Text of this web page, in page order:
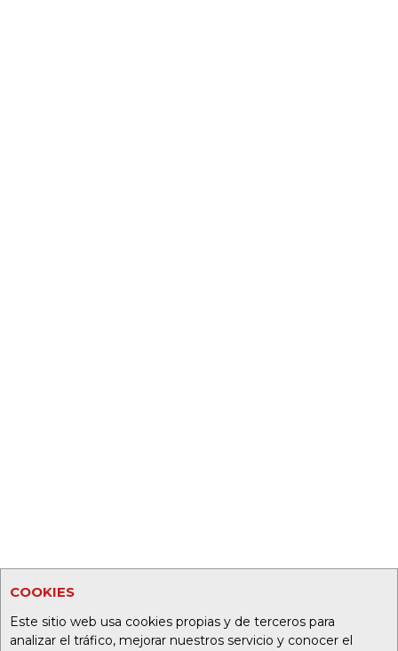
COOKIES
Este sitio web usa cookies propias y de terceros para
analizar el tráfico, mejorar nuestros servicio y conocer el